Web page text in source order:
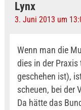
Lynx
3. Juni 2013 um
Wenn man die
dies in der
geschehen ist),
scheuen, bei der
Da hätte das